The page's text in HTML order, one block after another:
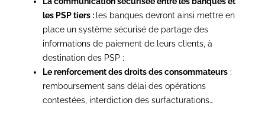
les PSP tiers : les banques devront ainsi mettre en
place un système sécurisé de partage des
informations de paiement de leurs clients, à
destination des PSP ;
Le renforcement des droits des consommateurs :
remboursement sans délai des opérations
contestées, interdiction des surfacturations…